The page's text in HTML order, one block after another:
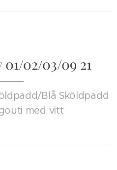
02/03/09 21
Blå Sköldpadd
med vitt